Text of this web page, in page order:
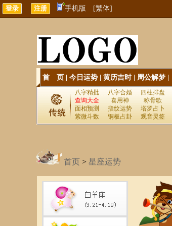
手机版 [繁体]
首 页 今日运势 黄历吉时| 周公解梦
八字精批 八字合婚
四柱排盘
查询大全
喜用神
称骨歌
面相预测
指纹运势
塔罗占卜
紫微斗数
铜板占卦 观音灵签
首页 > 星座运势